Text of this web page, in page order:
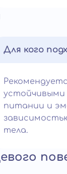
Для кого
устойчивыми
питании и
тела.